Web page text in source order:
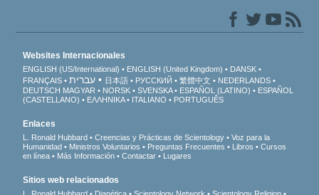
Websites Internacionales
ENGLISH (US/International) ENGLISH (United Kingdom)
DANSK
FRANÇAIS
עברית 日本語 РУССКИЙ 繁體中文
NEDERLANDS
DEUTSCH MAGYAR NORSK SVENSKA ESPAÑOL (LATINO)
ESPAÑOL
(CASTELLANO)
ΕΛΛΗΝΙΚA ITALIANO PORTUGUÊS
Enlaces
L. Ronald Hubbard Creencias y Prácticas de Scientology
Voz para la
Humanidad
Ministros Voluntarios Preguntas Frecuentes Libros
Cursos
en línea
Más Información Contactar Lugares
Sitios web relacionados